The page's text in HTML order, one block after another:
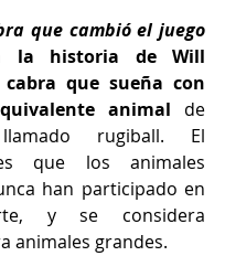
que cambió el juego
la historia de Will
que sueña con
animal de
rugiball. El
que los animales
han participado en
y se considera
animales grandes.